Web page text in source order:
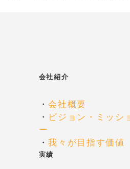
会社紹介
・会社概要
・ ビジョン・ミッシ
ー
・我々が目指す価値
実績